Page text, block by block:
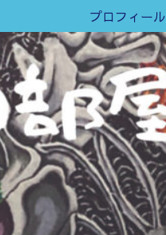
プロフィール